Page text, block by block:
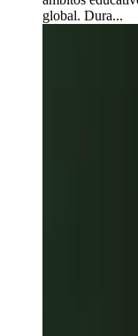
global. Dura...